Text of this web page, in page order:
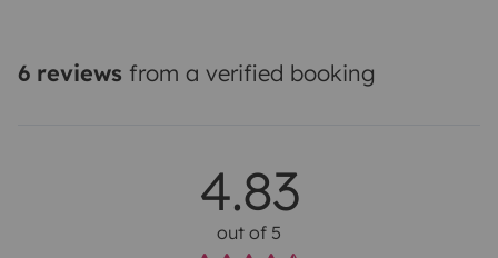
6 reviews from a verified booking
4.83
out of 5